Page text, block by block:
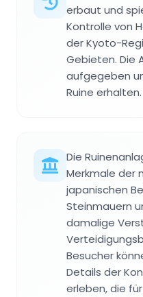
erbaut und
Kontrolle von
der Kyoto-
Gebieten. Die
aufgegeben
Ruine erhalten.
Die
Merkmale der
japanischen
Steinmauern
damalige
Besucher
Details der
erleben, die